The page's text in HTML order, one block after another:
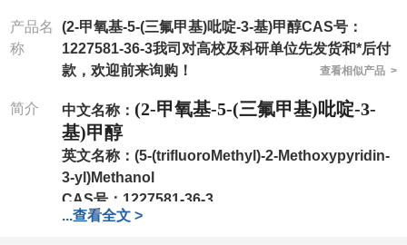
产品名
称
(2-甲氧基-5-(三氟甲基)吡啶-3-基)甲醇CAS号：
1227581-36-3我司对高校及科研单位先发货和*后付
款，欢迎前来询购！
查看相似产品 >
简介 中文名称： (2-甲氧基-5-(三氟甲基)吡啶-3-
基)甲醇
英文名称： (5-(trifluoroMethyl)-2-Methoxypyridin-
3-yl)Methanol
CAS号： 1227581-36-3
分子式：C8H8F3NO2
...查看全文 >